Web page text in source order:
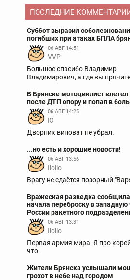
ПОСЛЕДНИЕ
Суббот выразил
погибших при атаках БПЛА
06 АВГ 14:51
VVP
Большое спасибо Владимир
Владимирович, а где вы
В Брянске мотоциклист
после ДТП опору и попал в
06 АВГ 14:25
Ю
Дворник виноват не убрал.
...но есть и хорошие новости!
06 АВГ 13:56
Iloilo
Врагу не сдаётся позорный
Вражеская разведка
начала переброску в западную
России ракетного
06 АВГ 13:31
Iloilo
Первая армия мира. Я про
что.
Жители Брянска услышали
грохот в небе над городом